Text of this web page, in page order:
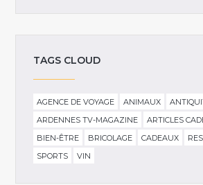
TAGS CLOUD
AGENCE DE VOYAGE ANIMAUX
ARDENNES TV-MAGAZINE
ARTICLES
BIEN-ÊTRE
BRICOLAGE CADEAUX
SPORTS
VIN